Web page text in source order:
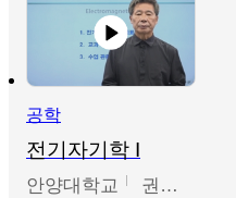
공학
전기자기학 I
안양대학교 권원현